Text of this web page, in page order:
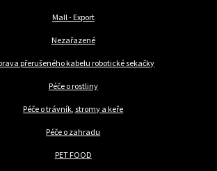
Mall - Export
Nezařazené
přerušeného kabelu robotické sekačky
Péče o rostliny
Péče o trávník, stromy a keře
Péče o zahradu
PET FOOD